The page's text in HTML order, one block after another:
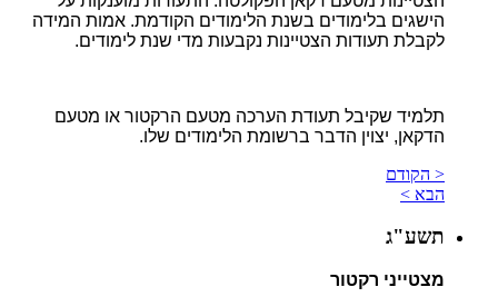
הישגים בלימודים בשנת הלימודים הקודמת. אמות המידה
לקבלת תעודות הצטיינות נקבעות מדי שנת לימודים.
תלמיד שקיבל תעודת הערכה מטעם הרקטור או מטעם
הדקאן, יצוין הדבר ברשומת הלימודים שלו.
< הקודם
הבא >
תשע"ג
מצטייני רקטור